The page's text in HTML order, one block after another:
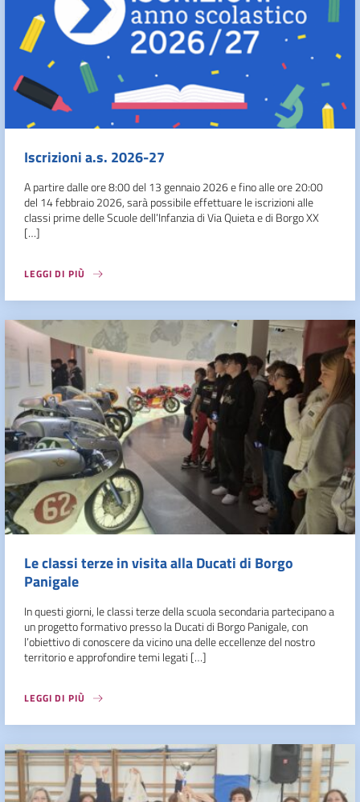
Iscrizioni a.s. 2026-27
A partire dalle ore 8:00 del 13 gennaio 2026 e fino alle ore 20:00
del 14 febbraio 2026, sarà possibile effettuare le iscrizioni alle
classi prime delle Scuole dell’Infanzia di Via Quieta e di Borgo XX
[…]
LEGGI DI PIÙ
Le classi terze in visita alla Ducati di Borgo
Panigale
In questi giorni, le classi terze della scuola secondaria partecipano a
un progetto formativo presso la Ducati di Borgo Panigale, con
l’obiettivo di conoscere da vicino una delle eccellenze del nostro
territorio e approfondire temi legati […]
LEGGI DI PIÙ